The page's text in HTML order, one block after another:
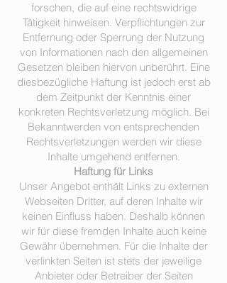
forschen, die auf eine rechtswidrige
Tätigkeit hinweisen. Verpflichtungen zur
Entfernung oder Sperrung der Nutzung
von Informationen nach den allgemeinen
Gesetzen bleiben hiervon unberührt. Eine
diesbezügliche Haftung ist jedoch erst ab
dem Zeitpunkt der Kenntnis einer
konkreten Rechtsverletzung möglich. Bei
Bekanntwerden von entsprechenden
Rechtsverletzungen werden wir diese
Inhalte umgehend entfernen.
Haftung für Links
Unser Angebot enthält Links zu externen
Webseiten Dritter, auf deren Inhalte wir
keinen Einfluss haben. Deshalb können
wir für diese fremden Inhalte auch keine
Gewähr übernehmen. Für die Inhalte der
verlinkten Seiten ist stets der jeweilige
Anbieter oder Betreiber der Seiten